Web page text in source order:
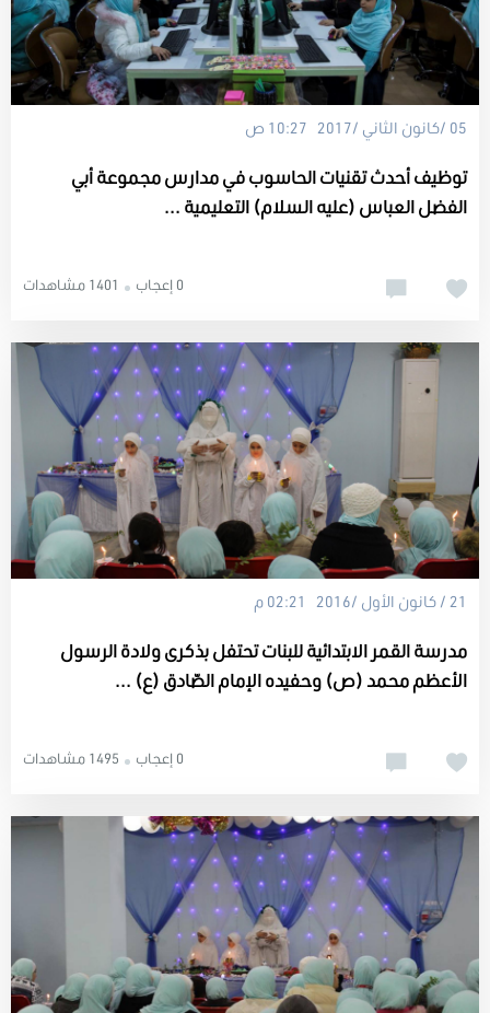
05 /كانون الثاني /2017 10:27 ص
توظيف أحدث تقنيات الحاسوب في مدارس مجموعة أبي
الفضل العباس (عليه السلام) التعليمية ...
1401 مشاهدات 0 إعجاب
21 / كانون الأول /2016 02:21 م
مدرسة القمر الابتدائية للبنات تحتفل بذكرى ولادة الرسول
الأعظم محمد (ص) وحفيده الإمام الصّادق (ع) ...
1495 مشاهدات 0 إعجاب